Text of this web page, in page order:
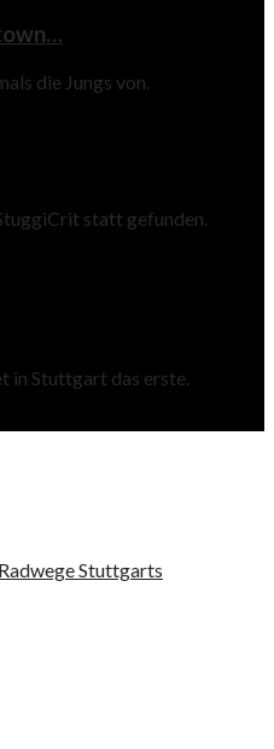
die Jungs von.
statt gefunden.
in Stuttgart das erste.
Stuttgarts